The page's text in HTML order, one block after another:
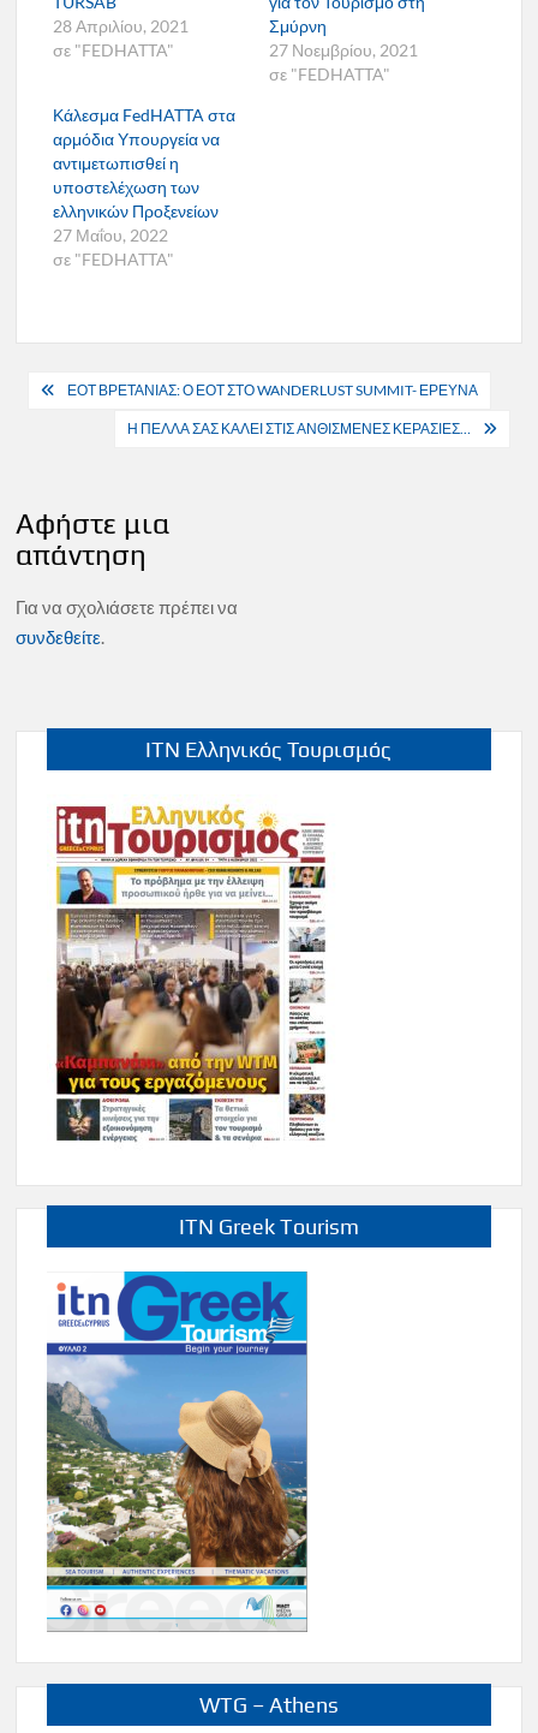
28 Απριλίου, 2021
σε "FEDHATTA"
Σμύρνη
27 Νοεμβρίου, 2021
σε "FEDHATTA"
Κάλεσμα FedHATTA στα
αρμόδια Υπουργεία να
αντιμετωπισθεί η
υποστελέχωση των
ελληνικών Προξενείων
27 Μαΐου, 2022
σε "FEDHATTA"
Πλοήγηση
άρθρων
ΕΟΤ ΒΡΕΤΑΝΙΑΣ: Ο ΕΟΤ ΣΤΟ WANDERLUST SUMMIT- ΕΡΕΥΝΑ
Η ΠΕΛΛΑ ΣΑΣ ΚΑΛΕΙ ΣΤΙΣ ΑΝΘΙΣΜΕΝΕΣ ΚΕΡΑΣΙΕΣ…
Αφήστε μια
απάντηση
Για να σχολιάσετε πρέπει να
συνδεθείτε.
ITN Ελληνικός Τουρισμός
ITN Greek Tourism
WTG – Athens